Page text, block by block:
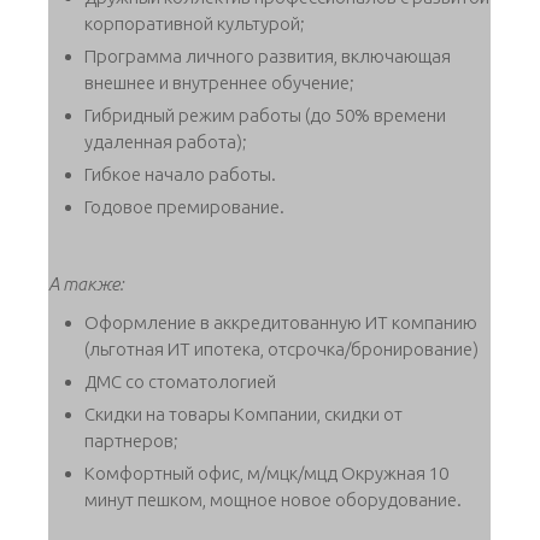
корпоративной культурой;
Программа личного развития, включающая
внешнее и внутреннее обучение;
Гибридный режим работы (до 50% времени
удаленная работа);
Гибкое начало работы.
Годовое премирование.
А также:
Оформление в аккредитованную ИТ компанию
(льготная ИТ ипотека, отсрочка/бронирование)
ДМС со стоматологией
Скидки на товары Компании, скидки от
партнеров;
Комфортный офис, м/мцк/мцд Окружная 10
минут пешком, мощное новое оборудование.